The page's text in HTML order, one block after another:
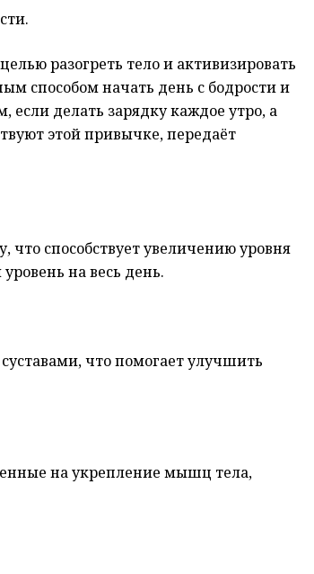
разогреть тело и активизировать
способом начать день с бодрости и
если делать зарядку каждое утро, а
этой привычке, передаёт
что способствует увеличению уровня
на весь день.
что помогает улучшить
на укрепление мышц тела,